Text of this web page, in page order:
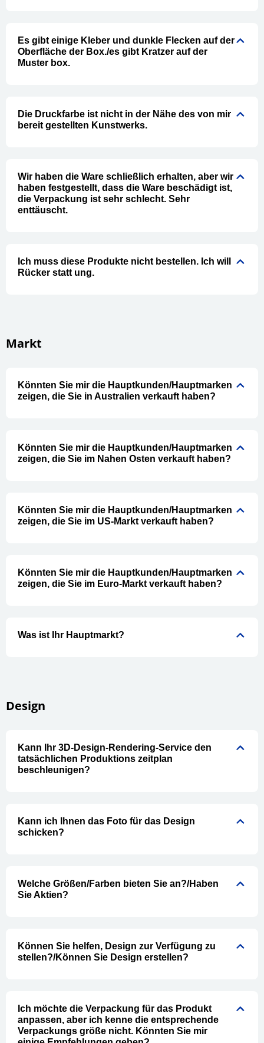
Es gibt einige Kleber und dunkle Flecken auf der
Oberfläche der Box./es gibt Kratzer auf der
Muster box.
Die Druckfarbe ist nicht in der Nähe des von mir
bereit gestellten Kunstwerks.
Wir haben die Ware schließlich erhalten, aber wir
haben festgestellt, dass die Ware beschädigt ist,
die Verpackung ist sehr schlecht. Sehr
enttäuscht.
Ich muss diese Produkte nicht bestellen. Ich will
Rücker statt ung.
Markt
Könnten Sie mir die Hauptkunden/Hauptmarken
zeigen, die Sie in Australien verkauft haben?
Könnten Sie mir die Hauptkunden/Hauptmarken
zeigen, die Sie im Nahen Osten verkauft haben?
Könnten Sie mir die Hauptkunden/Hauptmarken
zeigen, die Sie im US-Markt verkauft haben?
Könnten Sie mir die Hauptkunden/Hauptmarken
zeigen, die Sie im Euro-Markt verkauft haben?
Was ist Ihr Hauptmarkt?
Design
Kann Ihr 3D-Design-Rendering-Service den
tatsächlichen Produktions zeitplan
beschleunigen?
Kann ich Ihnen das Foto für das Design
schicken?
Welche Größen/Farben bieten Sie an?/Haben
Sie Aktien?
Können Sie helfen, Design zur Verfügung zu
stellen?/Können Sie Design erstellen?
Ich möchte die Verpackung für das Produkt
anpassen, aber ich kenne die entsprechende
Verpackungs größe nicht. Könnten Sie mir